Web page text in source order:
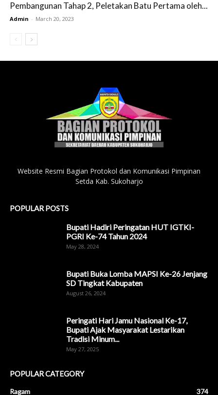
Pembangunan Tahap 2, Peletakan Batu Pertama oleh...
Admin - March 20, 2023
Website Resmi Bagian Protokol dan Komunikasi Pimpinan
Setda Kab. Sukoharjo
POPULAR POSTS
Bupati Hadiri Peringatan HUT IGTKI-
PGRI Ke-74 Tahun 2024
May 28, 2024
Bupati Buka Lomba MAPSI Ke-26 Jenjang
SD Tingkat Kabupaten
August 26, 2024
Peringati Hari Jamu Nasional Ke-17,
Bupati Ajak Masyarakat Lestarikan
Tradisi Minum...
May 27, 2025
POPULAR CATEGORY
Ragam 374